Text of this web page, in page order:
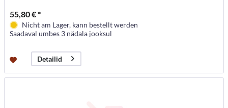
55,80 € *
Nicht am Lager, kann bestellt werden
Saadaval umbes 3 nädala jooksul
Detailid